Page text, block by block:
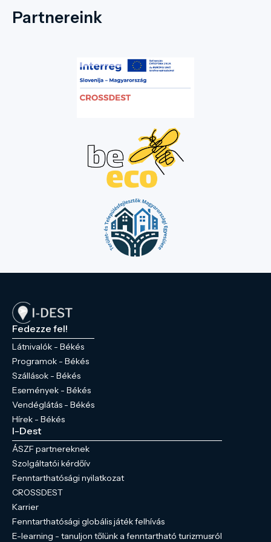
visszaállítani új növények beültetésekkel,
település kedvelt pontja, idős, fiatal
egyaránt szívesen sétál a több évszázadot
megélt fák alatt és tölti itt szabadidejét.
melynek klímáját a Holt- Fekete-Körös
teszi sajátossá. A parkba 4 híd vezet, így
beláthatóbbá tenni a település
központjában található természeti csodát.
található, egykori magyar királyok emléke
előtt tisztelegve. A parkot körbejárva és
fantáziának megmozgatva eltudjuk
képzelni az egykori Wenckheim uradalom
kripta szinte egymástól „kéznyújtásnyira”
vannak. Ha Dobozon jár ezt a programot
ne hagyja ki!
Partnereink
Fedezze fel!
Látnivalók - Békés
Programok - Békés
Szállások - Békés
Események - Békés
Vendéglátás - Békés
Hírek - Békés
I-Dest
ÁSZF partnereknek
Szolgáltatói kérdőív
Fenntarthatósági nyilatkozat
CROSSDEST
Karrier
Fenntarthatósági globális játék felhívás
E-learning - tanuljon tőlünk a fenntartható turizmusról